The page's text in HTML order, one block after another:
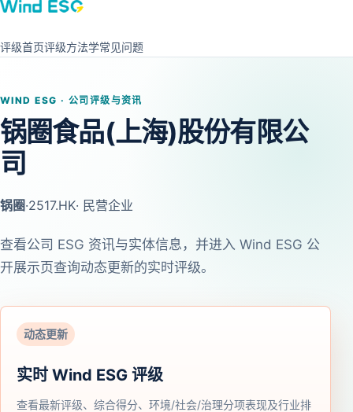
评级首页评级方法学常见问题
WIND ESG · 公司评级与资讯
锅圈食品(上海)股份有限公
司
锅圈·2517.HK· 民营企业
查看公司 ESG 资讯与实体信息，并进入 Wind ESG 公
开展示页查询动态更新的实时评级。
动态更新
实时 Wind ESG 评级
查看最新评级、综合得分、环境/社会/治理分项表现及行业排